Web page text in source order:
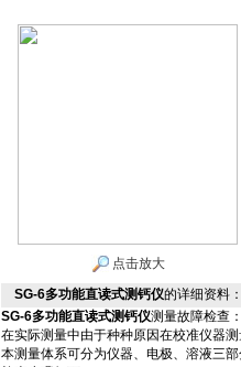
点击放大
SG-6多功能直读式测钙仪的详细资料
SG-6多功能直读式测钙仪测量故障检查
在实际测量中由于种种原因在校准仪器
本测量体系可分为仪器、电极、溶液三